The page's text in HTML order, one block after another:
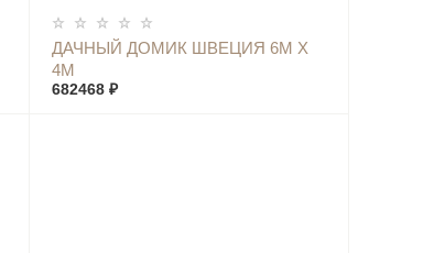
ДАЧНЫЙ ДОМИК ШВЕЦИЯ 6М Х
4М
682468 ₽
КУПИТЬ